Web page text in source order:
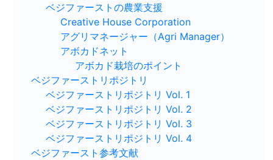
ベジファーストの農業支援
Creative House Corporation
アグリマネージャー（Agri Manager）
アボカドネット
アボカド栽培のポイント
ベジファーストリポジトリ
ベジファーストリポジトリ Vol. 1
ベジファーストリポジトリ Vol. 2
ベジファーストリポジトリ Vol. 3
ベジファーストリポジトリ Vol. 4
ベジファースト参考文献